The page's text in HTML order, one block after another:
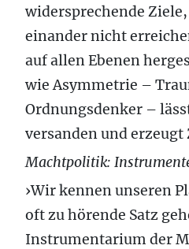
widersprechende
einander nicht
auf allen Ebenen
wie Asymmetrie –
Ordnungsdenker –
versanden und erzeugt
Machtpolitik:
›Wir kennen unseren
oft zu hörende Satz
Instrumentarium der